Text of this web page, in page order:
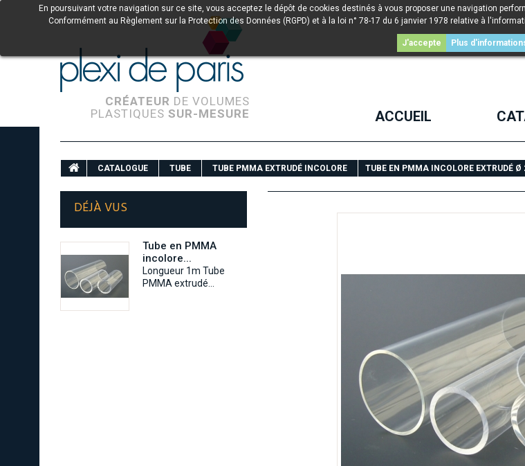
CRÉATEUR DE VOLUMES
PLASTIQUES SUR-MESURE ACCUEIL
En poursuivant votre navigation sur ce site, vous acceptez le dépôt de cookies destinés à vous proposer une navigation
Conformément au Règlement sur la Protection des Données (RGPD) et à la loi n° 78-17 du 6 janvier 1978 relative à
J'accepte Plus
CATALOGUE TUBE TUBE PMMA EXTRUDÉ INCOLORE TUBE EN PMMA INCOLORE EXTRUDÉ
DÉJÀ VUS
Tube en PMMA
incolore...
Longueur 1m Tube
PMMA extrudé...